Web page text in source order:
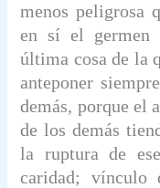
menos peligrosa
en sí el germen
última cosa de la
anteponer
demás, porque el
de los demás
la ruptura de
caridad; vínculo